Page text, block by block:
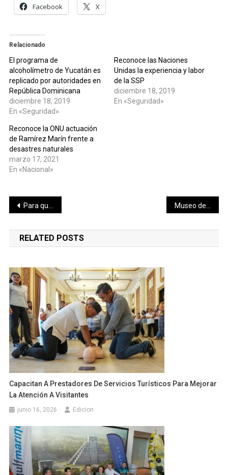
Facebook X
Relacionado
El programa de
alcoholímetro de Yucatán es
replicado por autoridades en
República Dominicana
diciembre 18, 2019
En «Seguridad»
Reconoce las Naciones
Unidas la experiencia y labor
de la SSP
diciembre 18, 2019
En «Seguridad»
Reconoce la ONU actuación
de Ramírez Marín frente a
desastres naturales
marzo 17, 2021
En «Nacional»
Navegación
de
entradas
Para que Progreso siga contando su historia, lanzan convocatoria para elegir al cronista y/o cronistas de la ciudad.
RELATED POSTS
Capacitan A Prestadores De Servicios Turísticos Para Mejorar
La Atención A Visitantes
junio 16, 2026 Edicion